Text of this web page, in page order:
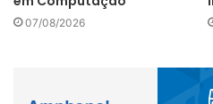
07/08/2026